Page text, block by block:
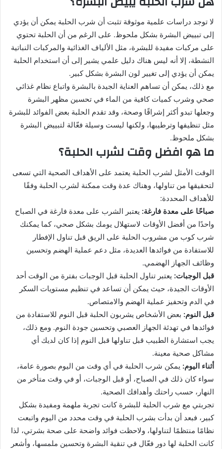
لا توجد دراسات علمية موثوقة تثبت أن شرب الحلبة يمكن أن يؤدي
إلى تبييض البشرة بشكل ملحوظ. على الرغم من أن الحلبة تحتوي
على مركبات مفيدة للبشرة، مثل الألياف الغذائية والمركبات النباتية
النشطة، إلا أنه ليس هناك دليل علمي يشير إلى أن استخدام الحلبة
يمكن أن يؤدي إلى تغيير لون البشرة بشكل كبير.
مع ذلك، يمكن أن تساهم العناية الجيدة بالبشرة واتباع نظام غذائي
صحي وشرب كميات كافية من الماء في تحسين مظهر البشرة
وجعلها تبدو أكثر إشراقًا وصحة، وقد تقدم الحلبة بعض الفوائد للبشرة
مثل تنظيفها وترطيبها، ولكنها ليست وسيلة فعّالة لتبييض البشرة
بشكل ملحوظ.
ما هو افضل وقت لشرب الحلبة؟
الوقت الأمثل لشرب الحلبة يعتمد على الأهداف الصحية التي تسعى
لتحقيقها من تناولها، وهناك عدة وقت ممكنة لشرب الحلبة وفقًا
للأهداف المحددة:
صباحًا على معدة فارغة: يعتبر الشرب على معدة فارغة في الصباح
واحدًا من أفضل الأوقات لاستهلال يومك بشكل صحي، كما يمكنك
شرب كوب من مشروب الحلبة على الريق قبل تناول الإفطار
للاستفادة من فوائدها العديدة، مثل دعم عملية الهضم وتحسين
وظائف الجهاز الهضمي.
قبل الوجبات: يعتبر تناول الحلبة قبل الوجبات بفترة من الوقت أحد
الأوقات الجيدة، حيث يمكن أن تساعد في تنظيم مستويات السكر
في الدم وتحفيز عملية الهضم والامتصاص.
قبل النوم: بعض الأشخاص يشربون الحلبة قبل النوم للاستفادة من
فوائدها في تهدئة الجهاز العصبي وتحسين جودة النوم. ومع ذلك،
يجب استشارة الطبيب قبل تناولها قبل النوم إذا كان لديك أي
مشاكل صحية معينة.
أثناء اليوم: يمكن شرب الحلبة في أي وقت من اليوم بصورة عامة،
سواء كان ذلك في الصباح، أو قبل الوجبات، أو في وقت متأخر من
النهار، حسب راحتك وأهدافك الصحية.
تجربتي مع شرب الحلبة للبشرة كانت تجربة ملهمة ومفيدة بشكل
كبير، فبعد أن بدأت بشرب الحلبة في وقت محدد من اليوم واتبعت
نظامًا منتظمًا لتناولها، ولاحظت فوائد واضحة على صحة بشرتي، لذا
كانت الحلبة لها دور فعّال في تنقية البشرة وتحسين ملمسها، وأشعر